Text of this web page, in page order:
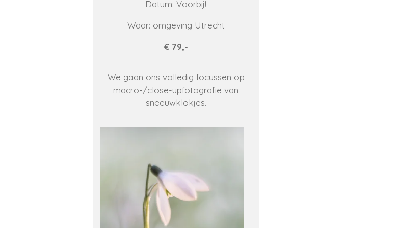
Datum: Voorbij!
Waar: omgeving Utrecht
€ 79,-
We gaan ons volledig focussen op
macro-/close-upfotografie van
sneeuwklokjes.